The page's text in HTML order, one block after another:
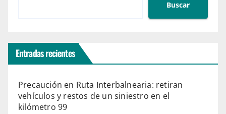
Buscar
Entradas recientes
Precaución en Ruta Interbalnearia: retiran
vehículos y restos de un siniestro en el
kilómetro 99